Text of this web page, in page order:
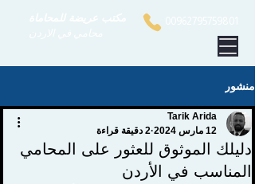
منشور
دليلك الموثوق للعثور على المحامي
المناسب في الأردن
Tarik Arida
12 مارس 2024
2 دقيقة قراءة